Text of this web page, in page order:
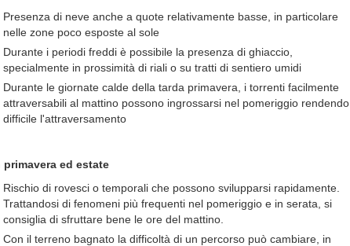
Presenza di neve anche a quote relativamente basse, in particolare
nelle zone poco esposte al sole
Durante i periodi freddi è possibile la presenza di ghiaccio,
specialmente in prossimità di riali o su tratti di sentiero umidi
Durante le giornate calde della tarda primavera, i torrenti facilmente
attraversabili al mattino possono ingrossarsi nel pomeriggio rendendo
difficile l'attraversamento
primavera ed estate
Rischio di rovesci o temporali che possono svilupparsi rapidamente.
Trattandosi di fenomeni più frequenti nel pomeriggio e in serata, si
consiglia di sfruttare bene le ore del mattino.
Con il terreno bagnato la difficoltà di un percorso può cambiare, in